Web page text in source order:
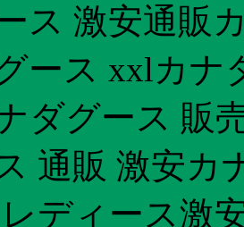
ス 激安通販
ース xxlカナ
ダグース 販
通販 激安カ
ディース激